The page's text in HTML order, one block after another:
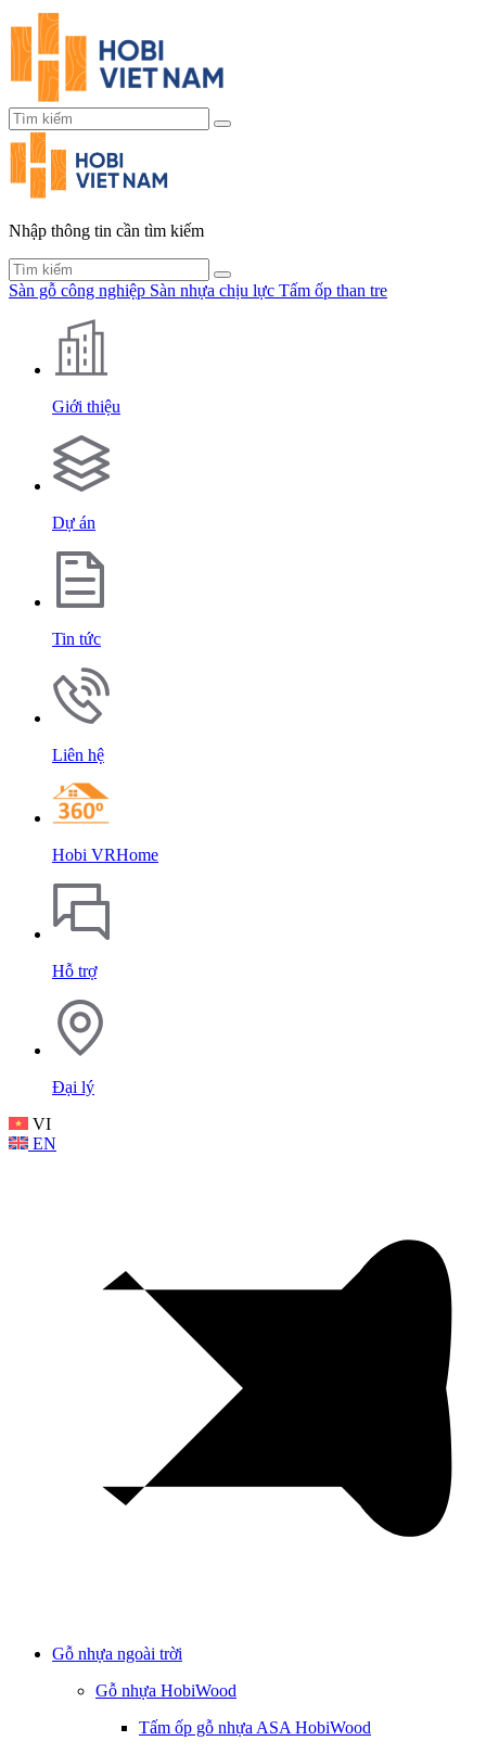
Nhập thông tin cần tìm kiếm
Sàn gỗ công nghiệp Sàn nhựa chịu lực Tấm ốp than tre
Giới thiệu
Dự án
Tin tức
Liên hệ
Hobi VRHome
Hỗ trợ
Đại lý
VI
EN
Gỗ nhựa ngoài trời
Gỗ nhựa HobiWood
Tấm ốp gỗ nhựa ASA HobiWood